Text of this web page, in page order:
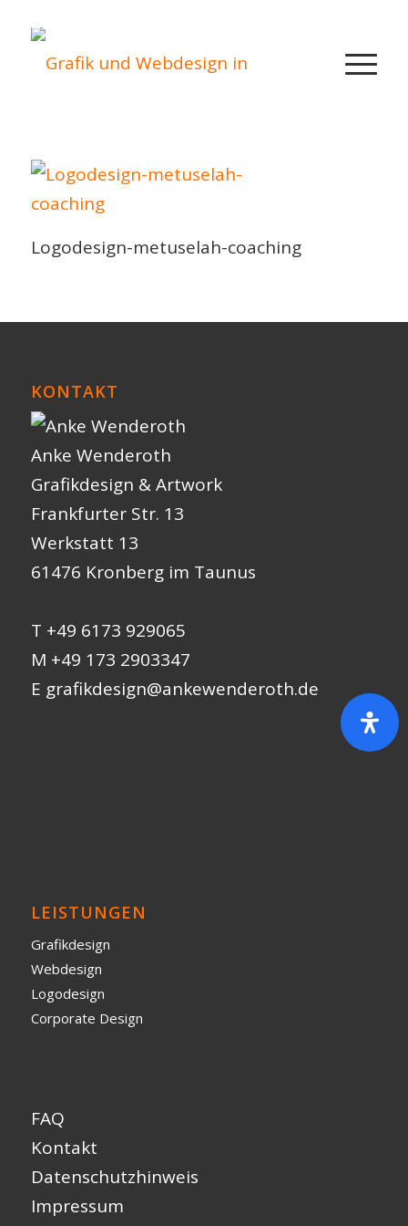
Logodesign-metuselah-coaching
KONTAKT
Anke Wenderoth
Grafikdesign & Artwork
Frankfurter Str. 13
Werkstatt 13
61476 Kronberg im Taunus
T +49 6173 929065
M +49 173 2903347
E grafikdesign@ankewenderoth.de
LEISTUNGEN
Grafikdesign
Webdesign
Logodesign
Corporate Design
FAQ
Kontakt
Datenschutzhinweis
Impressum